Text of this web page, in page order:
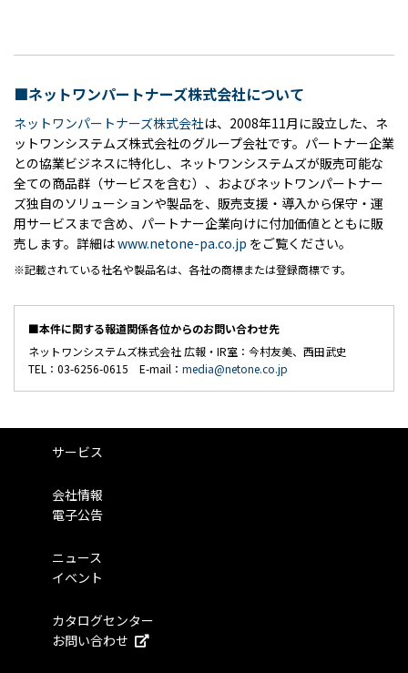
■ネットワンパートナーズ株式会社について
ネットワンパートナーズ株式会社は、2008年11月に設立した、ネ
ットワンシステムズ株式会社のグループ会社です。パートナー企業
との協業ビジネスに特化し、ネットワンシステムズが販売可能な
全ての商品群（サービスを含む）、およびネットワンパートナー
ズ独自のソリューションや製品を、販売支援・導入から保守・運
用サービスまで含め、パートナー企業向けに付加価値とともに販
売します。詳細はwww.netone-pa.co.jp をご覧ください。
記載されている社名や製品名は、各社の商標または登録商標です。
■本件に関する報道関係各位からのお問い合わせ先
ネットワンシステムズ株式会社 広報・IR室：今村友美、西田武史
TEL：03-6256-0615 E-mail： media@netone.co.jp
サービス
会社情報
電子公告
ニュース
イベント
カタログセンター
お問い合わせ